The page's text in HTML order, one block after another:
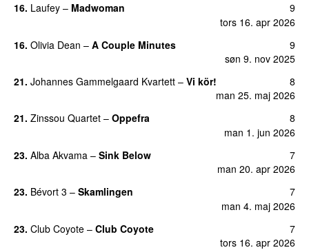
16. Laufey – Madwoman
tors 16. apr 2026
9
16. Olivia Dean – A Couple Minutes
søn 9. nov 2025
9
21. Johannes Gammelgaard Kvartett – Vi kör!
man 25. maj 2026
8
21. Zinssou Quartet – Oppefra
man 1. jun 2026
8
23. Alba Akvama – Sink Below
man 20. apr 2026
7
23. Bévort 3 – Skamlingen
man 4. maj 2026
7
23. Club Coyote – Club Coyote
tors 16. apr 2026
7